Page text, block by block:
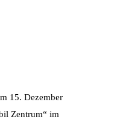
15. Dezember
Zentrum“ im